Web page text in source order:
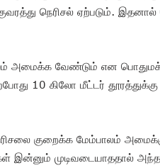
நெரிசல் ஏற்படும்.
அமைக்க வேண்டும் என
10 கிலோ மீட்டர் தூரத்துக்கு
குறைக்க மேம்பாலம்
இன்னும் முடிவடையாததால்